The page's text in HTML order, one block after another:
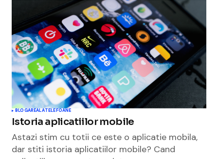
BLOGAREALATELEFOANE
Istoria aplicatiilor mobile
Astazi stim cu totii ce este o aplicatie mobila,
dar stiti istoria aplicatiilor mobile? Cand